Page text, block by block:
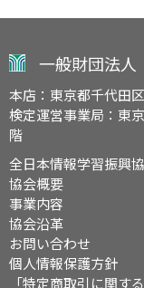
一般財団法
本店：東京都千代田
検定運営事業局：東
階
全日本情報学習振興
協会概要
事業内容
協会沿革
お問い合わせ
個人情報保護方針
「特定商取引に関す